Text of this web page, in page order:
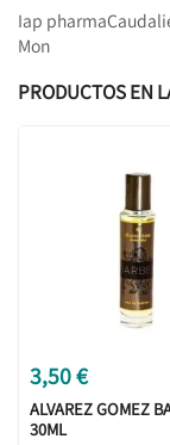
Iap pharma
Mon
PRODUCTOS EN
3,50 €
ALVAREZ GOMEZ
30ML